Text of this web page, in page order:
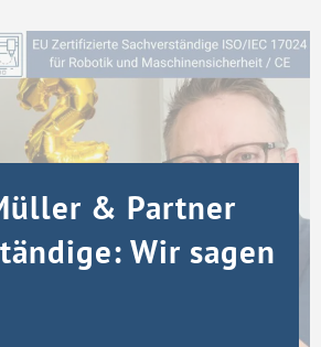
& Partner
Wir sagen